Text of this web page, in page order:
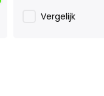
Vergelijk